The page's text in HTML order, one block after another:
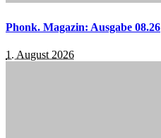
Phonk. Magazin: Ausgabe 08.26
1. August 2026